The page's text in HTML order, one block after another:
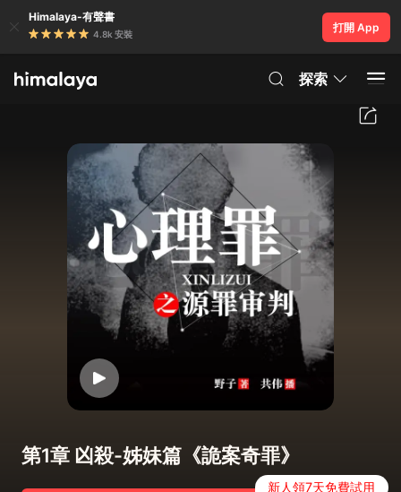
Himalaya-有聲書
4.8k 安裝
打開 App
探索
第1章 凶殺-姊妹篇《詭案奇罪》
新人領7天免費試用